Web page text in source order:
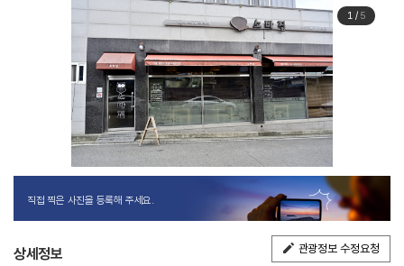
1/ 5
직접 찍은 사진을 등록해 주세요.
상세정보 관광정보 수정요청